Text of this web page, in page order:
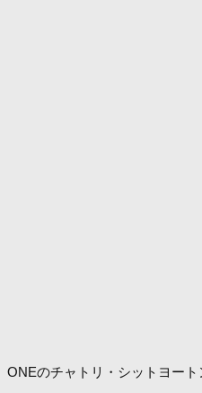
ONEのチャトリ・シットヨート